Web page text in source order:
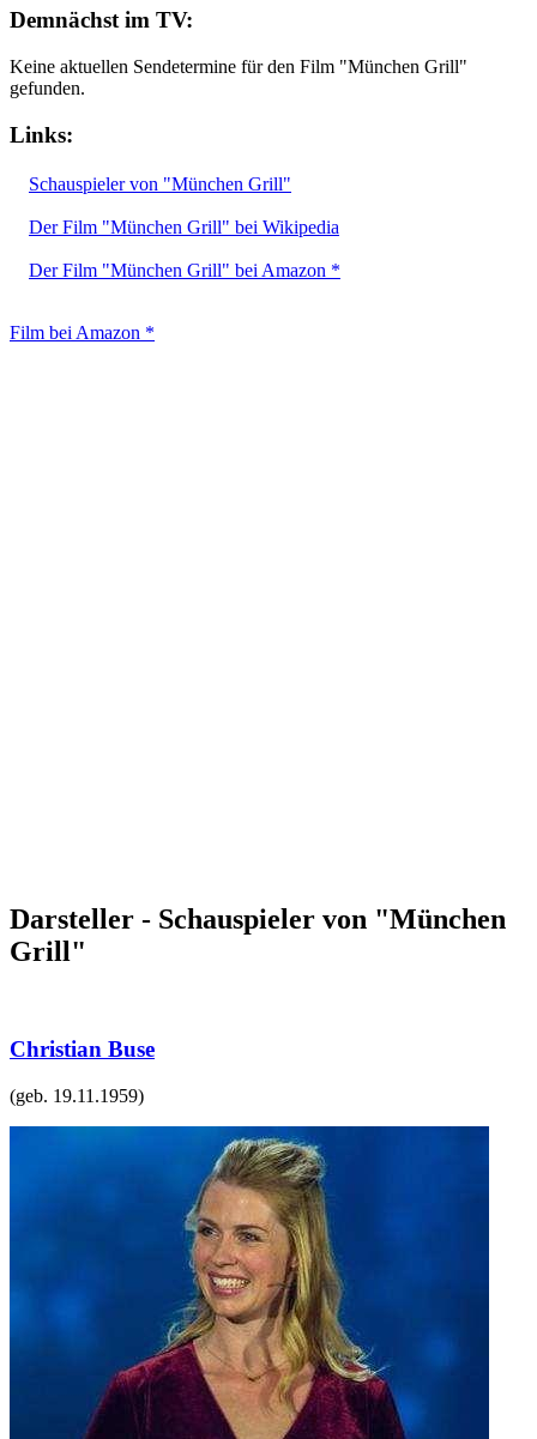
Demnächst im TV:
Keine aktuellen Sendetermine für den Film "München Grill"
gefunden.
Links:
Schauspieler von "München Grill"
Der Film "München Grill" bei Wikipedia
Der Film "München Grill" bei Amazon *
Film bei Amazon *
Darsteller - Schauspieler von "München
Grill"
Christian Buse
(geb. 19.11.1959)